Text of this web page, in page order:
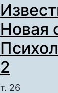
Новая
2
т. 26